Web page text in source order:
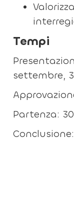
Tempi
settembre,
Partenza: